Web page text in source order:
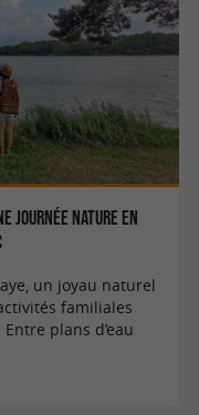
journée nature en
un joyau naturel
familiales
plans d’eau